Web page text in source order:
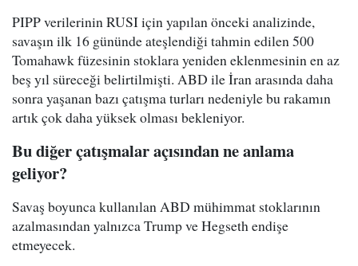
PIPP verilerinin RUSI için yapılan önceki analizinde,
savaşın ilk 16 gününde ateşlendiği tahmin edilen 500
Tomahawk füzesinin stoklara yeniden eklenmesinin en az
beş yıl süreceği belirtilmişti. ABD ile İran arasında daha
sonra yaşanan bazı çatışma turları nedeniyle bu rakamın
artık çok daha yüksek olması bekleniyor.
Bu diğer çatışmalar açısından ne anlama
geliyor?
Savaş boyunca kullanılan ABD mühimmat stoklarının
azalmasından yalnızca Trump ve Hegseth endişe
etmeyecek.